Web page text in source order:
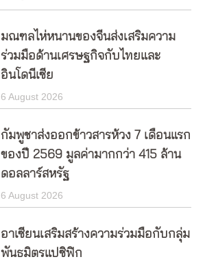
มณฑลไห่หนานของจีนส่งเสริมความ
ร่วมมือด้านเศรษฐกิจกับไทยและ
อินโดนีเซีย
6 August 2026
กัมพูชาส่งออกข้าวสารห้วง 7 เดือนแรก
ของปี 2569 มูลค่ามากกว่า 415 ล้าน
ดอลลาร์สหรัฐ
6 August 2026
อาเซียนเสริมสร้างความร่วมมือกับกลุ่ม
พันธมิตรแปซิฟิก